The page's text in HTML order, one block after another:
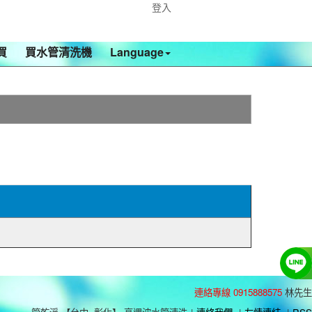
登入
買水管清洗機 Language
連絡專線 0915888575 林先生